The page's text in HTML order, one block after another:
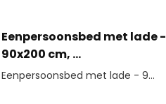
Eenpersoonsbed met lade -
90x200 cm, ...
Eenpersoonsbed met lade - 9...